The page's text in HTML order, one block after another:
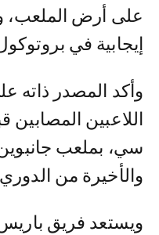
على أرض الملعب،
إيجابية في
وأكد المصدر ذاته
اللاعبين
والأخيرة من
ويستعد فريق